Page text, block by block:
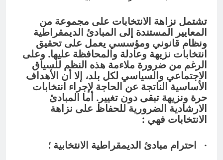
السابع من آب يوم الشهيد الأشوري قيم
الشهادة عند الأشوريين ودور الشهيد في
صناعة التاريخ
10 ساعات Ago
تشتمل نزاهة الانتخابات على مجموعة من
المعايير المستندة إلى المبادئ الديمقراطية
ونظام قانوني ومؤسسي يعمل على تحقيق
انتخابات نزيهة وعادلة والمحافظة عليها. وعلى
الرغم من ضرورة ملاءمة هذه النظم للسياق
الاجتماعي والسياسي لكل بلد، إلا أن الأهداف
الأساسية الناتجة عن الحاجة لإجراء انتخابات
حرة ونزيهة تبقى دون تغيير. أما المبادئ
الارشادية الضرورية للحفاظ على نزاهة
الانتخابات فهي :
· احترام مبادئ الديمقراطية الانتخابية ؛